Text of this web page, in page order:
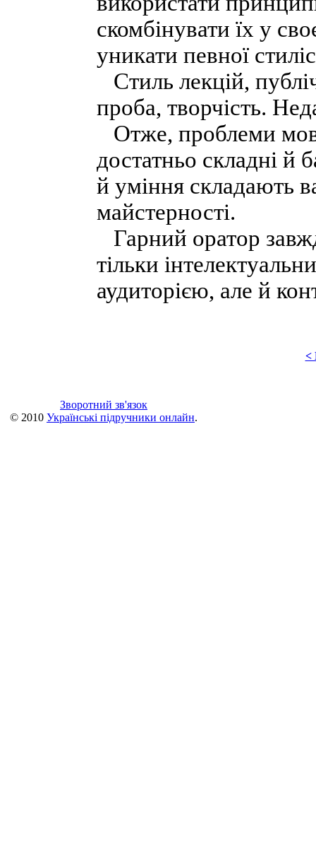
скомбінувати їх у
уникати певної
Стиль лекцій,
проба, творчість.
Отже, проблеми
достатньо складні й
й уміння складають
майстерності.
Гарний оратор
тільки
аудиторією, але й
<
Зворотний зв'язок
© 2010 Українські підручники онлайн.